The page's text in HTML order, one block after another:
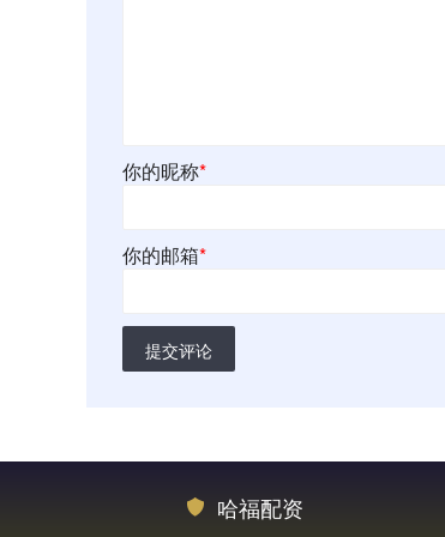
你的昵称*
你的邮箱*
提交评论
哈福配资